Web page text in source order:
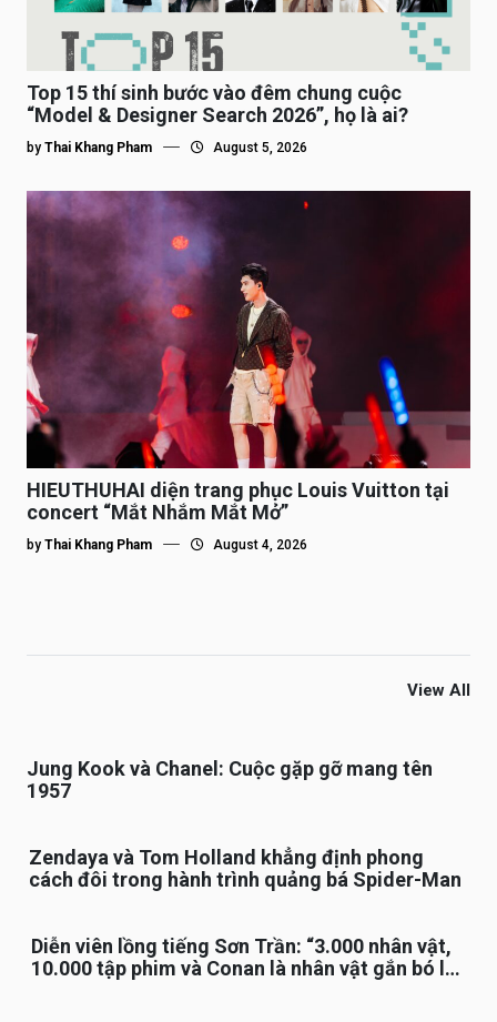
Top 15 thí sinh bước vào đêm chung cuộc
“Model & Designer Search 2026”, họ là ai?
by Thai Khang Pham August 5, 2026
HIEUTHUHAI diện trang phục Louis Vuitton tại
concert “Mắt Nhắm Mắt Mở”
by Thai Khang Pham August 4, 2026
View All
Jung Kook và Chanel: Cuộc gặp gỡ mang tên
1957
Zendaya và Tom Holland khẳng định phong
cách đôi trong hành trình quảng bá Spider-Man
Diễn viên lồng tiếng Sơn Trần: “3.000 nhân vật,
10.000 tập phim và Conan là nhân vật gắn bó lâu